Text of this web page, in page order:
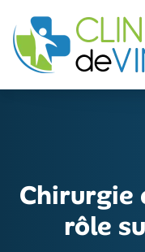
Chirurgie
rôle